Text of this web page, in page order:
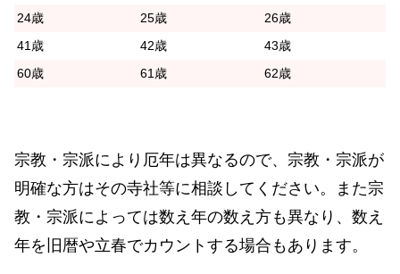
24歳
25歳
26歳
41歳
42歳
43歳
60歳
61歳 62歳
宗教・宗派により厄年は異なるので、宗教・宗派が
明確な方はその寺社等に相談してください。また宗
教・宗派によっては数え年の数え方も異なり、数え
年を旧暦や立春でカウントする場合もあります。